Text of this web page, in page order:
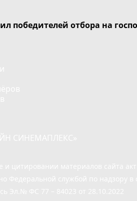
победителей отбора на